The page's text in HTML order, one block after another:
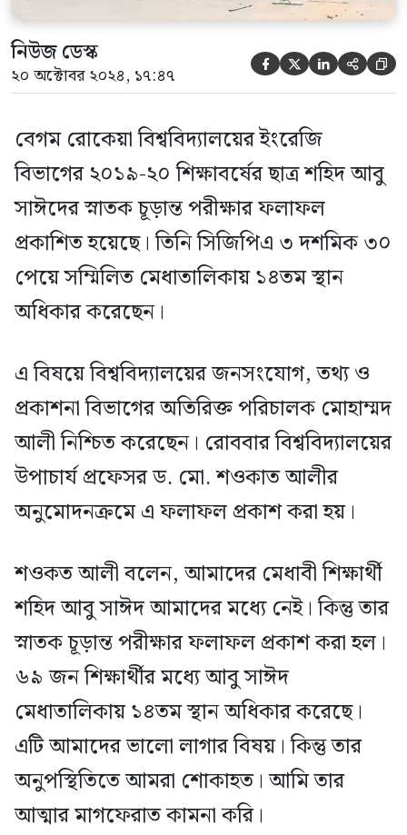
নিউজ ডেস্ক
২০ অক্টোবর ২০২৪, ১৭:৪৭     
বেগম রোকেয়া বিশ্ববিদ্যালয়ের ইংরেজি
বিভাগের ২০১৯-২০ শিক্ষাবর্ষের ছাত্র শহিদ আবু
সাঈদের স্নাতক চূড়ান্ত পরীক্ষার ফলাফল
প্রকাশিত হয়েছে। তিনি সিজিপিএ ৩ দশমিক ৩০
পেয়ে সম্মিলিত মেধাতালিকায় ১৪তম স্থান
অধিকার করেছেন।
এ বিষয়ে বিশ্ববিদ্যালয়ের জনসংযোগ, তথ্য ও
প্রকাশনা বিভাগের অতিরিক্ত পরিচালক মোহাম্মদ
আলী নিশ্চিত করেছেন। রোববার বিশ্ববিদ্যালয়ের
উপাচার্য প্রফেসর ড. মো. শওকাত আলীর
অনুমোদনক্রমে এ ফলাফল প্রকাশ করা হয়।
শওকত আলী বলেন, আমাদের মেধাবী শিক্ষার্থী
শহিদ আবু সাঈদ আমাদের মধ্যে নেই। কিন্তু তার
স্নাতক চূড়ান্ত পরীক্ষার ফলাফল প্রকাশ করা হল।
৬৯ জন শিক্ষার্থীর মধ্যে আবু সাঈদ
মেধাতালিকায় ১৪তম স্থান অধিকার করেছে।
এটি আমাদের ভালো লাগার বিষয়। কিন্তু তার
অনুপস্থিতিতে আমরা শোকাহত। আমি তার
আত্মার মাগফেরাত কামনা করি।